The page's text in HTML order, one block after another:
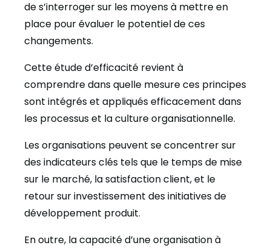
de s’interroger sur les moyens à mettre en
place pour évaluer le potentiel de ces
changements.
Cette étude d’efficacité revient à
comprendre dans quelle mesure ces principes
sont intégrés et appliqués efficacement dans
les processus et la culture organisationnelle.
Les organisations peuvent se concentrer sur
des indicateurs clés tels que le temps de mise
sur le marché, la satisfaction client, et le
retour sur investissement des initiatives de
développement produit.
En outre, la capacité d’une organisation à